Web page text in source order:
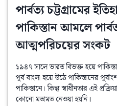
পার্বত্য চট্টগ্রামের
পাকিস্তান আমলে
আত্মপরিচয়ের সংকট
১৯৪৭ সালে ভারত বিভক্ত হয়ে
পূর্ব বাংলা হয়ে উঠে পাকিস্তানের
পাকিস্তানে। কিন্তু স্বাধীনতার এই
কোনো মতামত নেওয়া হয়নি।